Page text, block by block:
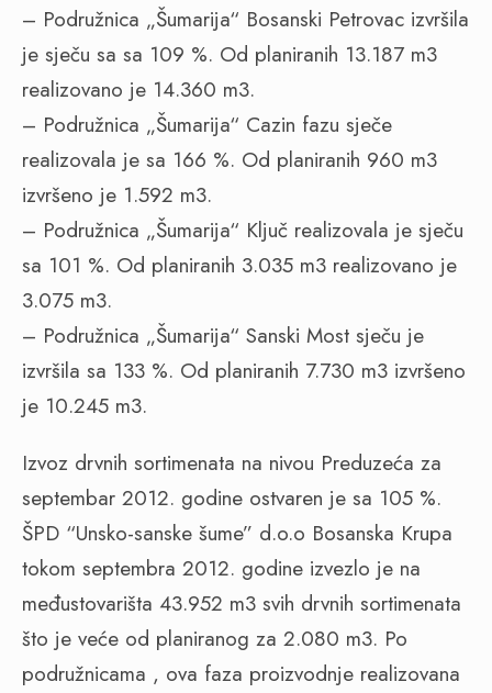
– Podružnica „Šumarija“ Bosanski Petrovac izvršila
je sječu sa sa 109 %. Od planiranih 13.187 m3
realizovano je 14.360 m3.
– Podružnica „Šumarija“ Cazin fazu sječe
realizovala je sa 166 %. Od planiranih 960 m3
izvršeno je 1.592 m3.
– Podružnica „Šumarija“ Ključ realizovala je sječu
sa 101 %. Od planiranih 3.035 m3 realizovano je
3.075 m3.
– Podružnica „Šumarija“ Sanski Most sječu je
izvršila sa 133 %. Od planiranih 7.730 m3 izvršeno
je 10.245 m3.
Izvoz drvnih sortimenata na nivou Preduzeća za
septembar 2012. godine ostvaren je sa 105 %.
ŠPD “Unsko-sanske šume” d.o.o Bosanska Krupa
tokom septembra 2012. godine izvezlo je na
međustovarišta 43.952 m3 svih drvnih sortimenata
što je veće od planiranog za 2.080 m3. Po
podružnicama , ova faza proizvodnje realizovana